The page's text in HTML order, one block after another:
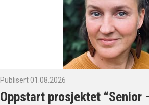
Publisert 01.08.2026
Oppstart prosjektet “Senior